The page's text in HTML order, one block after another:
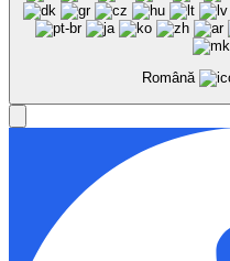
Română